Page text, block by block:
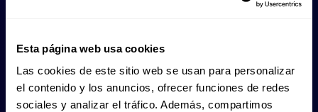
Esta página web usa cookies
Las cookies de este sitio web se usan para personalizar
el contenido y los anuncios, ofrecer funciones de redes
sociales y analizar el tráfico. Además, compartimos